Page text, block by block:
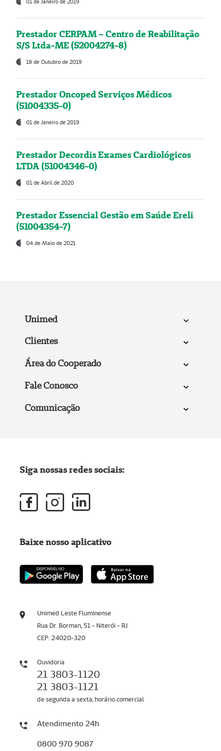
Prestador CERPAM – Centro de Reabilitação
S/S Ltda-ME (52004274-8)
18 de Outubro de 2019
Prestador Oncoped Serviços Médicos
(51004335-0)
01 de Janeiro de 2019
Prestador Decordis Exames Cardiológicos
LTDA (51004346-0)
01 de Abril de 2020
Prestador Essencial Gestão em Saúde Ereli
(51004354-7)
04 de Maio de 2021
Unimed
Clientes
Área do Cooperado
Fale Conosco
Comunicação
Unimed Leste Fluminense
Rua Dr. Borman, 51 - Niterói - RJ
CEP: 24020-320
Ouvidoria
21 3803-1120
21 3803-1121
de segunda a sexta, horário comercial
Atendimento 24h
0800 970 9087
Siga nossas redes sociais:
Baixe nosso aplicativo